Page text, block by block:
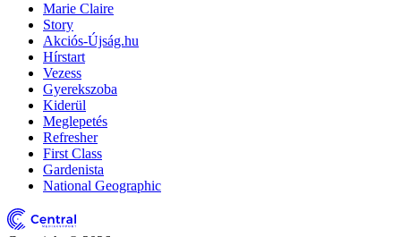
Marie Claire
Story
Akciós-Újság.hu
Hírstart
Vezess
Gyerekszoba
Kiderül
Meglepetés
Refresher
First Class
Gardenista
National Geographic